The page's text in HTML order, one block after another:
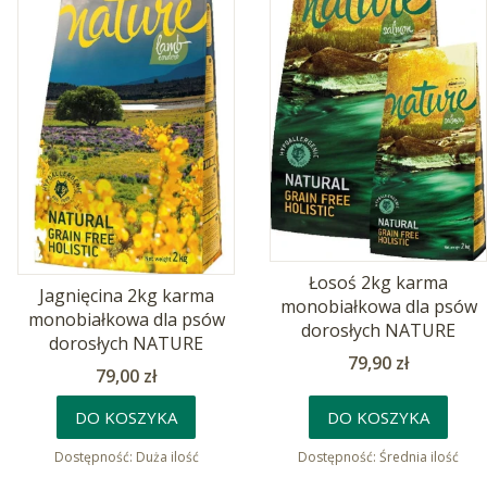
Jagnięcina 2kg karma
monobiałkowa dla psów
dorosłych NATURE
Cena
79,00 zł
DO KOSZYKA
Dostępność: Duża ilość
Łosoś 2kg karma
monobiałkowa dla psów
dorosłych NATURE
Cena
79,90 zł
DO KOSZYKA
Dostępność: Średnia ilość